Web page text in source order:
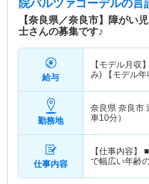
院バルツァゴーデルの言
【奈良県／奈良市】障がい
士さんの募集です♪
給与
【モデル月収】
み) 【モデル年
勤務地
奈良県 奈良市
車10分）
仕事内容
【仕事内容】
で幅広い年齢